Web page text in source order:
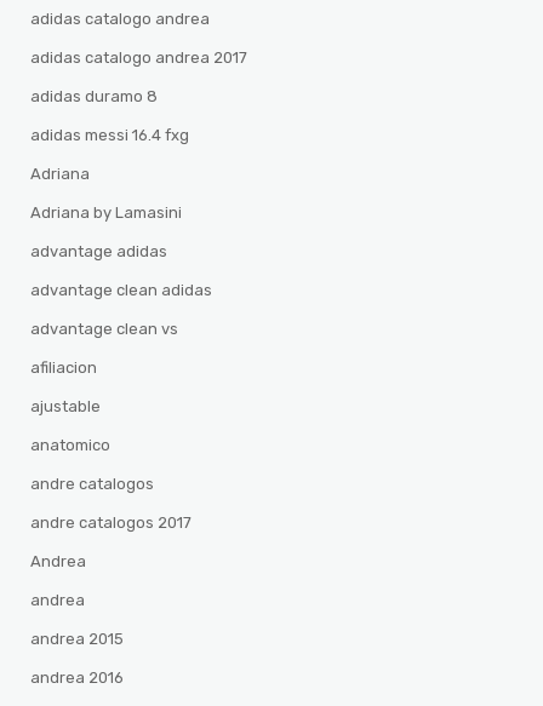
adidas catalogo andrea
adidas catalogo andrea 2017
adidas duramo 8
adidas messi 16.4 fxg
Adriana
Adriana by Lamasini
advantage adidas
advantage clean adidas
advantage clean vs
afiliacion
ajustable
anatomico
andre catalogos
andre catalogos 2017
Andrea
andrea
andrea 2015
andrea 2016